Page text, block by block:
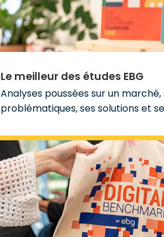
Le meilleur des études EBG
Analyses poussées sur un
problématiques, ses solutions et